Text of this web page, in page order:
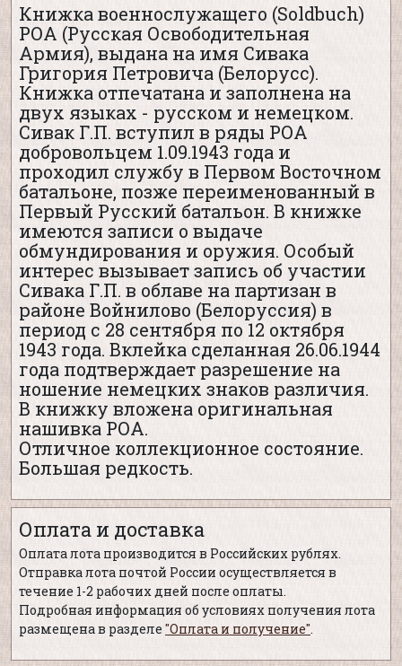
Книжка военнослужащего (Soldbuch)
РОА (Русская Освободительная
Армия), выдана на имя Сивака
Григория Петровича (Белорусс).
Книжка отпечатана и заполнена на
двух языках - русском и немецком.
Сивак Г.П. вступил в ряды РОА
добровольцем 1.09.1943 года и
проходил службу в Первом Восточном
батальоне, позже переименованный в
Первый Русский батальон. В книжке
имеются записи о выдаче
обмундирования и оружия. Особый
интерес вызывает запись об участии
Сивака Г.П. в облаве на партизан в
районе Войнилово (Белоруссия) в
период с 28 сентября по 12 октября
1943 года. Вклейка сделанная 26.06.1944
года подтверждает разрешение на
ношение немецких знаков различия.
В книжку вложена оригинальная
нашивка РОА.
Отличное коллекционное состояние.
Большая редкость.
Оплата и доставка
Оплата лота производится в Российских рублях.
Отправка лота почтой России осуществляется в
течение 1-2 рабочих дней после оплаты.
Подробная информация об условиях получения лота
размещена в разделе "Оплата и получение".